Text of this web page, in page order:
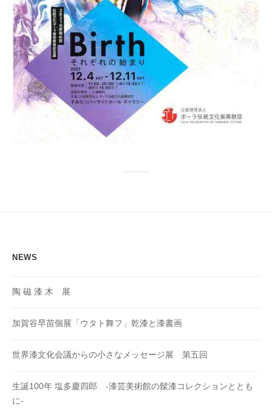
NEWS
陶 磁 漆 木 展
加賀谷早苗個展「ウタト舞フ」乾漆と漆書画
世界漆文化会議からの小さなメッセージ展 第五回
生誕100年 塩多慶四郎 -漆芸美術館の髹漆コレクションととも
に-